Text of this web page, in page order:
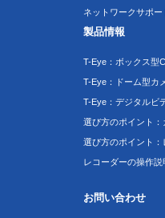
ネットワークサポー
製品情報
T-Eye：ボックス型
T-Eye：ドーム型カ
T-Eye：デジタルビ
選び方のポイント：
選び方のポイント：
レコーダーの操作説
お問い合わせ